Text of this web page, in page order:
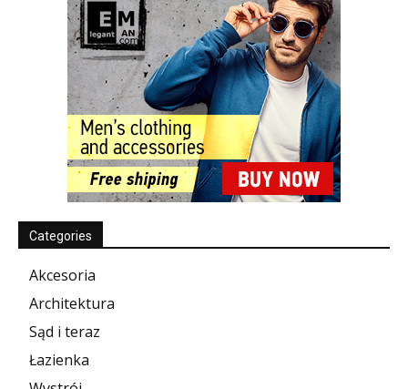
Categories
Akcesoria
Architektura
Sąd i teraz
Łazienka